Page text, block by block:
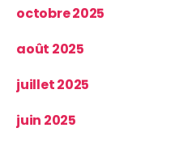
octobre 2025
août 2025
juillet 2025
juin 2025